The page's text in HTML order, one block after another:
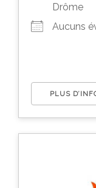
Drôme
Aucuns
PLUS